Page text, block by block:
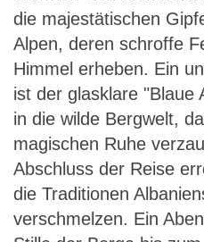
die majestätischen
Alpen, deren schroffe
Himmel erheben. Ein
ist der glasklare "Blaue
in die wilde Bergwelt,
magischen Ruhe
Abschluss der Reise
die Traditionen
verschmelzen. Ein